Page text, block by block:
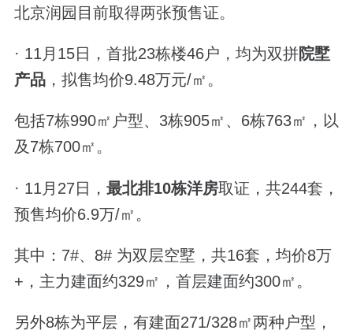
北京润园目前取得两张预售证。
· 11月15日，首批23栋楼46户，均为双拼院墅
产品，拟售均价9.48万元/㎡。
包括7栋990㎡户型、3栋905㎡、6栋763㎡，以
及7栋700㎡。
· 11月27日， 最北排10栋洋房取证，共244套，
预售均价6.9万/㎡。
其中：7#、8# 为双层空墅，共16套，均价8万
+，主力建面约329㎡，首层建面约300㎡。
另外8栋为平层，有建面271/328㎡两种户型，